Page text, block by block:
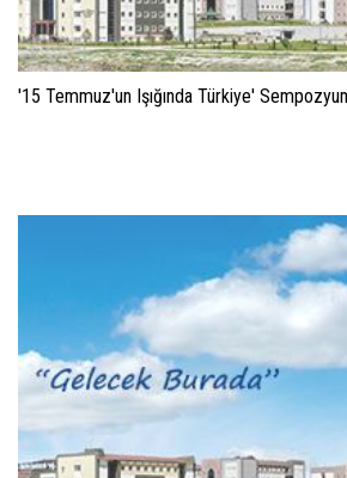
'15 Temmuz'un Işığında Türkiye'